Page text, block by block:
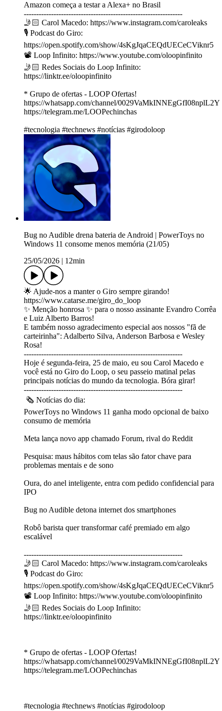
Amazon começa a testar a Alexa+ no Brasil
----------------------------------------------------------------
🤳🏻 Carol Macedo: https://www.instagram.com/caroleaks
🎙️ Podcast do Giro:
https://open.spotify.com/show/4sKgJqaCEQdUECeCViknr5
📽️ Loop Infinito: https://www.youtube.com/oloopinfinito
🤳🏻 Redes Sociais do Loop Infinito:
https://linktr.ee/oloopinfinito
* Grupo de ofertas - LOOP Ofertas!
https://whatsapp.com/channel/0029VaMkINNEgGfI08nplL2Y
https://telegram.me/LOOPechinchas
#tecnologia #technews #notícias #girodoloop
Bug no Audible drena bateria de Android | PowerToys no
Windows 11 consome menos memória (21/05)
25/05/2026
12min
🌟 Ajude-nos a manter o Giro sempre girando!
https://www.catarse.me/giro_do_loop
✨ Menção honrosa ✨ para o nosso assinante Evandro Corrêa
e Luiz Alberto Barros!
E também nosso agradecimento especial aos nossos "fã de
carteirinha": Adalberto Silva, Anderson Barbosa e Wesley
Rosa!
----------------------------------------------------------------
Hoje é segunda-feira, 25 de maio, eu sou Carol Macedo e
você está no Giro do Loop, o seu passeio matinal pelas
principais notícias do mundo da tecnologia. Bóra girar!
----------------------------------------------------------------
🗞 Notícias do dia:
PowerToys no Windows 11 ganha modo opcional de baixo
consumo de memória
Meta lança novo app chamado Forum, rival do Reddit
Pesquisa: maus hábitos com telas são fator chave para
problemas mentais e de sono
Oura, do anel inteligente, entra com pedido confidencial para
IPO
Bug no Audible detona internet dos smartphones
Robô barista quer transformar café premiado em algo
escalável
----------------------------------------------------------------
🤳🏻 Carol Macedo: https://www.instagram.com/caroleaks
🎙️ Podcast do Giro:
https://open.spotify.com/show/4sKgJqaCEQdUECeCViknr5
📽️ Loop Infinito: https://www.youtube.com/oloopinfinito
🤳🏻 Redes Sociais do Loop Infinito:
https://linktr.ee/oloopinfinito
* Grupo de ofertas - LOOP Ofertas!
https://whatsapp.com/channel/0029VaMkINNEgGfI08nplL2Y
https://telegram.me/LOOPechinchas
#tecnologia #technews #notícias #girodoloop